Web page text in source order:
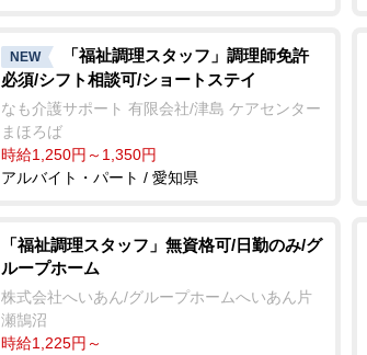
NEW
「福祉調理スタッフ」調理師免許
必須/シフト相談可/ショートステイ
なも介護サポート 有限会社/津島 ケアセンター
まほろば
時給1,250円～1,350円
アルバイト・パート / 愛知県
「福祉調理スタッフ」無資格可/日勤のみ/グ
ループホーム
株式会社へいあん/グループホームへいあん片
瀬鵠沼
時給1,225円～